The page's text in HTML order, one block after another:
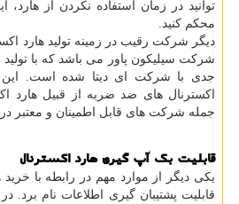
توانید در زمان استفاده نکردن از
محکم کنید.
دیگر شرکت رقیب در زمینه تولید هارد
شرکت سیلیکون پاور می باشد که با
جدی با شرکت ای دیتا شده است. این
جمله شرکت های قابل اطمینان و معتبر در
قابلیت بک آپ گیری هارد اکسترنال
یکی دیگر از موارد مهم در رابطه با خرید
قابلیت پشتیبان گیری اطلاعات نام برد.